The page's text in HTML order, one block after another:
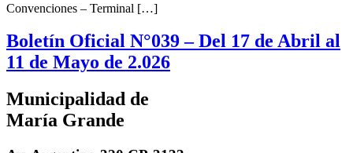
Convenciones – Terminal […]
Boletín Oficial N°039 – Del 17 de Abril al
11 de Mayo de 2.026
Municipalidad de
María Grande